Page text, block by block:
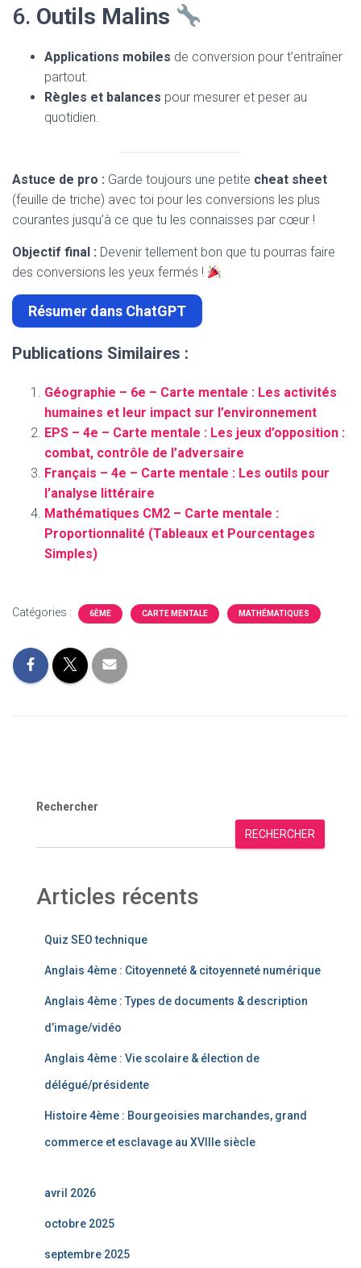
6. Outils Malins
Applications mobiles de conversion pour t’entraîner
partout.
Règles et balances pour mesurer et peser au
quotidien.
Astuce de pro : Garde toujours une petite cheat sheet
(feuille de triche) avec toi pour les conversions les plus
courantes jusqu’à ce que tu les connaisses par cœur !
Objectif final : Devenir tellement bon que tu pourras faire
des conversions les yeux fermés !
Résumer dans ChatGPT
Publications Similaires :
Géographie – 6e – Carte mentale : Les activités
humaines et leur impact sur l’environnement
EPS – 4e – Carte mentale : Les jeux d’opposition :
combat, contrôle de l’adversaire
Français – 4e – Carte mentale : Les outils pour
l’analyse littéraire
Mathématiques CM2 – Carte mentale :
Proportionnalité (Tableaux et Pourcentages
Simples)
Catégories : 6ÈME CARTE MENTALE MATHÉMATIQUES
Rechercher
RECHERCHER
Articles récents
Quiz SEO technique
Anglais 4ème : Citoyenneté & citoyenneté numérique
Anglais 4ème : Types de documents & description
d’image/vidéo
Anglais 4ème : Vie scolaire & élection de
délégué/présidente
Histoire 4ème : Bourgeoisies marchandes, grand
commerce et esclavage au XVIIIe siècle
avril 2026
octobre 2025
septembre 2025